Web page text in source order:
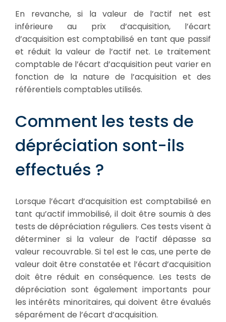
En revanche, si la valeur de l’actif net est
inférieure au prix d’acquisition, l’écart
d’acquisition est comptabilisé en tant que passif
et réduit la valeur de l’actif net. Le traitement
comptable de l’écart d’acquisition peut varier en
fonction de la nature de l’acquisition et des
référentiels comptables utilisés.
Comment les tests de
dépréciation sont-ils
effectués ?
Lorsque l’écart d’acquisition est comptabilisé en
tant qu’actif immobilisé, il doit être soumis à des
tests de dépréciation réguliers. Ces tests visent à
déterminer si la valeur de l’actif dépasse sa
valeur recouvrable. Si tel est le cas, une perte de
valeur doit être constatée et l’écart d’acquisition
doit être réduit en conséquence. Les tests de
dépréciation sont également importants pour
les intérêts minoritaires, qui doivent être évalués
séparément de l’écart d’acquisition.